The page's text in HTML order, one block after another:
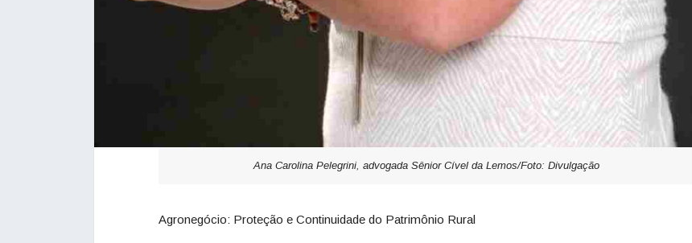
Ana Carolina Pelegrini, advogada Sênior Cível da Lemos/Foto: Divulgação
Agronegócio: Proteção e Continuidade do Patrimônio Rural